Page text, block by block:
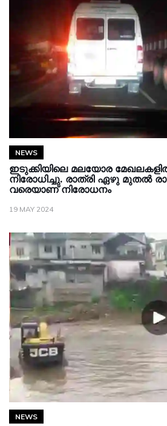
NEWS
ഇടുക്കിയിലെ മലയോര
നിരോധിച്ചു. രാത്രി ഏഴു മുതൽ
വരെയാണ് നിരോധനം
19 MAY 2024
NEWS